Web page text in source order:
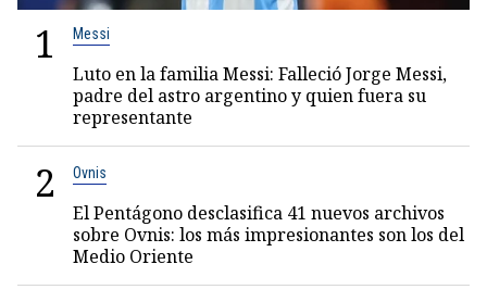
1 Messi
Luto en la familia Messi: Falleció Jorge Messi,
padre del astro argentino y quien fuera su
representante
2 Ovnis
El Pentágono desclasifica 41 nuevos archivos
sobre Ovnis: los más impresionantes son los del
Medio Oriente